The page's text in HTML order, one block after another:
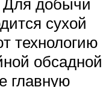
сухой
технологию
обсадной
главную